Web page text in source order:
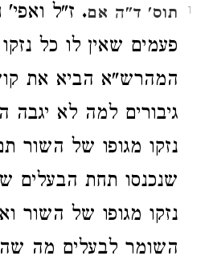
1 תוס' ד"ה אם. ז"ל
פעמים שאין לו כל
המהרש"א הביא את
גיבורים למה לא יגבה
נזקו מגופו של השור
שנכנסו תחת הבעלים
נזקו מגופו של השור
השומר לבעלים מה